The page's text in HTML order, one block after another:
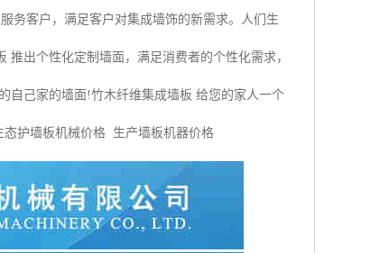
务客户，满足客户对集成墙饰的新需求。人们生
出个性化定制墙面，满足消费者的个性化需求，
自己家的墙面!竹木纤维集成墙板 给您的家人一个
态护墙板机械价格 生产墙板机器价格